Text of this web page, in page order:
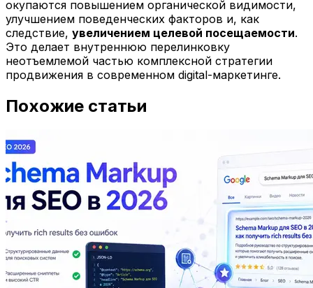
окупаются повышением органической видимости,
улучшением поведенческих факторов и, как
следствие, увеличением целевой посещаемости.
Это делает внутреннюю перелинковку
неотъемлемой частью комплексной стратегии
продвижения в современном digital-маркетинге.
Похожие статьи